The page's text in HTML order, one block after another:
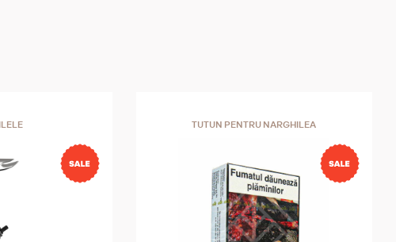
TUTUN PENTRU NARGHILEA